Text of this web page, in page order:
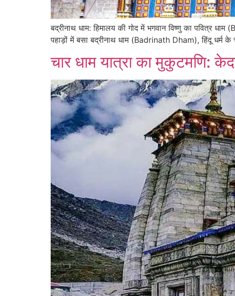
बद्रीनाथ धाम: हिमालय की गोद में भगवान विष्णु का
पहाड़ों में बसा बद्रीनाथ धाम (Badrinath Dham), हिंदू धर्म के
चार धाम यात्रा का मुकुटमणि: